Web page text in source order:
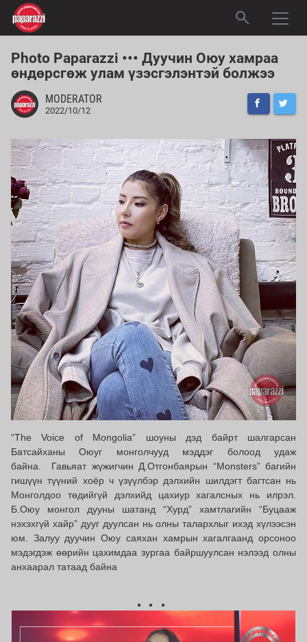
Photo Paparazzi ••• Дуучин Оюу хамраа
өндөрсгөж улам үзэсгэлэнтэй болжээ
MODERATOR
2022/10/12
“The Voice of Mongolia” шоуны дэд байрт шалгарсан
Батсайханы Оюуг монголчууд мэддэг болоод удаж
байна. Гавьяат жүжигчин Д.Отгонбаярын “Monsters” багийн
гишүүн түүний хоёр ч үзүүлбэр дэлхийн шилдэгт багтсан нь
Монголдоо төдийгүй дэлхийд цахиур хагалсных нь илрэл.
Б.Оюу монгол дууны шатанд “Хурд” хамтлагийн “Буцааж
нэхэхгүй хайр” дууг дуулсан нь олны талархлыг ихэд хүлээсэн
юм. Залуу дуучин Оюу саяхан хамрын хагалгаанд орсоноо
мэдэгдэж өөрийн цахимдаа зургаа байршуулсан нэлээд олны
анхаарал татаад байна